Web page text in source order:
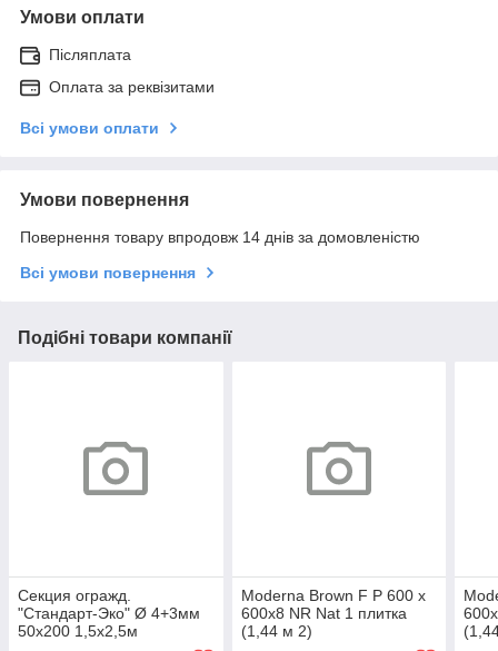
Умови оплати
Післяплата
Оплата за реквізитами
Всі умови оплати
Умови повернення
Повернення товару впродовж 14 днів за домовленістю
Всі умови повернення
Подібні товари компанії
Секция огражд.
"Стандарт-Эко" Ø 4+3мм
50х200 1,5х2,5м
Moderna Brown F P 600 х
600х8 NR Nat 1 плитка
(1,44 м 2)